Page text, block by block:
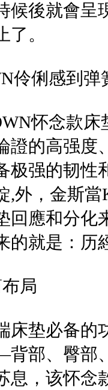
候後就會呈
。
伶俐感到弹
怀念款
證的高强度
极强的韧性
,外，金斯
回應和分化
的就是：历
局
床垫必备的
部、臀部
息，该怀念